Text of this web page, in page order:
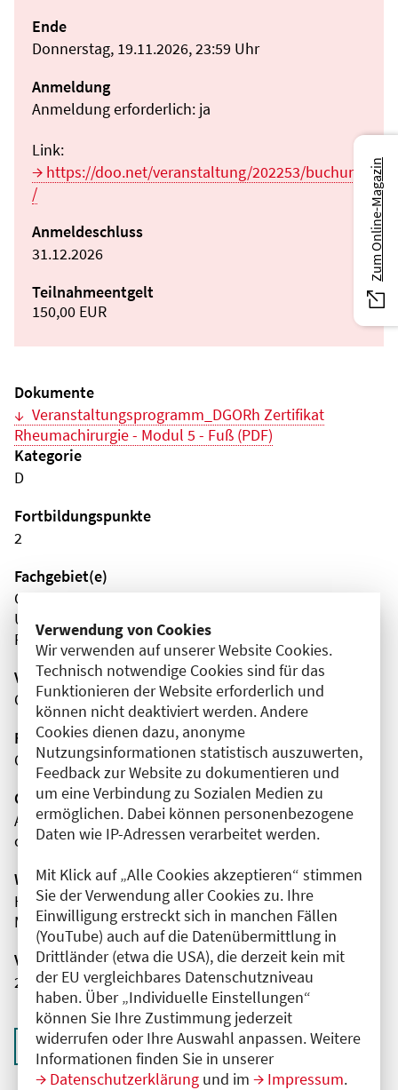
Verwendung von Cookies
Wir verwenden auf unserer Website Cookies.
Technisch notwendige Cookies sind für das
Funktionieren der Website erforderlich und
können nicht deaktiviert werden. Andere
Cookies dienen dazu, anonyme
Nutzungsinformationen statistisch auszuwerten,
Feedback zur Website zu dokumentieren und
um eine Verbindung zu Sozialen Medien zu
ermöglichen. Dabei können personenbezogene
Daten wie IP-Adressen verarbeitet werden.
Mit Klick auf „Alle Cookies akzeptieren“ stimmen
Sie der Verwendung aller Cookies zu. Ihre
Einwilligung erstreckt sich in manchen Fällen
(YouTube) auch auf die Datenübermittlung in
Drittländer (etwa die USA), die derzeit kein mit
der EU vergleichbares Datenschutzniveau
haben. Über „Individuelle Einstellungen“
können Sie Ihre Zustimmung jederzeit
widerrufen oder Ihre Auswahl anpassen. Weitere
Informationen finden Sie in unserer
Datenschutzerklärung und im Impressum.
Ende
Donnerstag, 19.11.2026, 23:59 Uhr
Anmeldung
Anmeldung erforderlich: ja
Link:
https://doo.net/veranstaltung/202253/buchung
/
Anmeldeschluss
31.12.2026
Teilnahmeentgelt
150,00 EUR
Dokumente
Veranstaltungsprogramm_DGORh Zertifikat
Rheumachirurgie - Modul 5 - Fuß (PDF)
Kategorie
D
Fortbildungspunkte
2
Fachgebiet(e)
Orthopädie
Unfallchirurgie
Rheumatologie
Veranstaltungsort
Online
Fortbildungsformat
Online
Organisator(en)
Akademie für Orthopädie und Unfallchirurgie (AOUC)
c/o BVOU Management GmbH
Wissenschaftliche Leitung
Herr Prof. Dr. med. Ralph Gaulke
Medizinische Hochschule Hannover (MHH)
Veranstaltungsnummer
2761102025059330000
Zurück zur Übersicht
Zum Online-Magazin